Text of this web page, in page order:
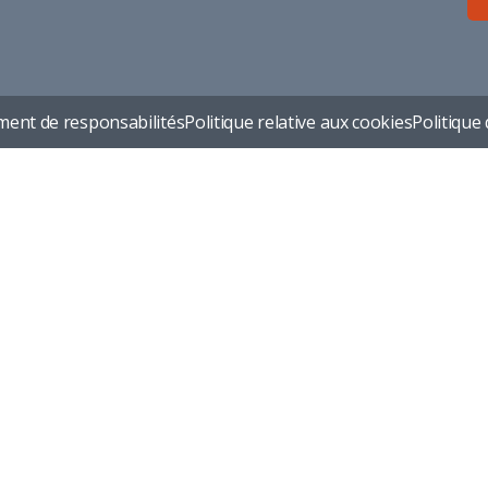
de responsabilitésPolitique relative aux cookiesPolitique